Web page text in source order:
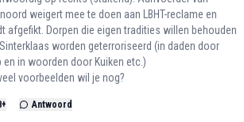
weigert mee te doen aan LBHT-reclame en
afgefikt. Dorpen die eigen tradities willen behouden
worden geterroriseerd (in daden door
en in woorden door Kuiken etc.)
voorbeelden wil je nog?
+ Antwoord